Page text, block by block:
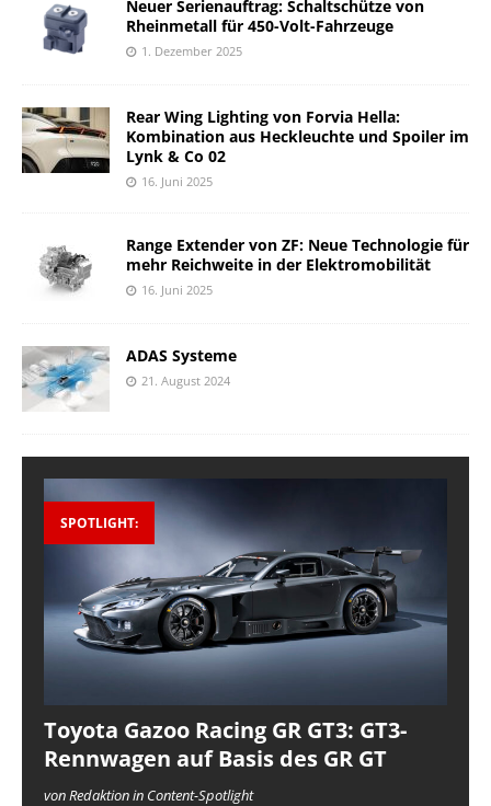
Neuer Serienauftrag: Schaltschütze von
Rheinmetall für 450-Volt-Fahrzeuge
1. Dezember 2025
Rear Wing Lighting von Forvia Hella:
Kombination aus Heckleuchte und Spoiler im
Lynk & Co 02
16. Juni 2025
Range Extender von ZF: Neue Technologie für
mehr Reichweite in der Elektromobilität
16. Juni 2025
ADAS Systeme
21. August 2024
SPOTLIGHT:
Toyota Gazoo Racing GR GT3: GT3-
Rennwagen auf Basis des GR GT
von Redaktion in Content-Spotlight